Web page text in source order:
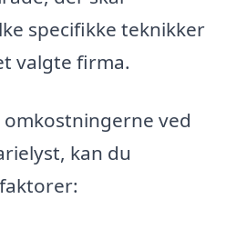
specifikke teknikker
valgte firma.
ved
kan du